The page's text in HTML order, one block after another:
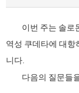
이번 주는 솔로
역성 쿠데타에 대항
니다.
다음의 질문들